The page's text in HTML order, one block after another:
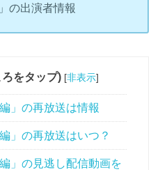
の出演者情報
ろをタップ) [非表示]
」の再放送は情報
」の再放送はいつ？
」の見逃し配信動画を